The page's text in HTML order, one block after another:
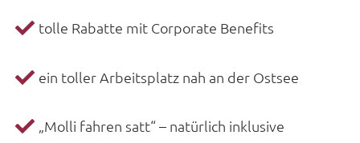
tolle Rabatte mit Corporate Benefits
ein toller Arbeitsplatz nah an der Ostsee
„Molli fahren satt“ – natürlich inklusive